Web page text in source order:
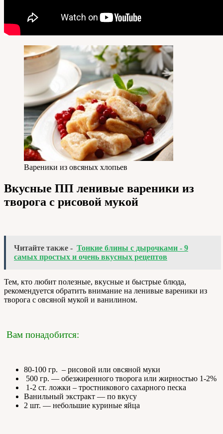
Вареники из овсяных хлопьев
Вкусные ПП ленивые вареники из
творога с рисовой мукой
Читайте также - Тонкие блины с дырочками - 9
самых простых и очень вкусных рецептов
Тем, кто любит полезные, вкусные и быстрые блюда,
рекомендуется обратить внимание на ленивые вареники из
творога с овсяной мукой и ванилином.
Вам понадобится:
80-100 гр. – рисовой или овсяной муки
500 гр. — обезжиренного творога или жирностью 1-2%
1-2 ст. ложки – тростникового сахарного песка
Ванильный экстракт — по вкусу
2 шт. — небольшие куриные яйца